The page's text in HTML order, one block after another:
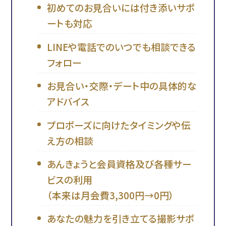
初めてのお見合いには付き添いサポ
ートも対応
LINEや電話でのいつでも相談できる
フォロー
お見合い・交際・デート中の具体的な
アドバイス
プロポーズに向けたタイミングや伝
え方の相談
あんきょうと会員資格及び各種サー
ビスの利用
（本来は月会費3,300円→0円）
あなたの魅力を引き立てる撮影サポ